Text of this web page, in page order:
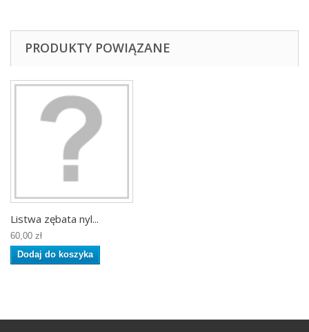
PRODUKTY POWIĄZANE
Listwa zębata nyl...
60,00 zł
Dodaj do koszyka